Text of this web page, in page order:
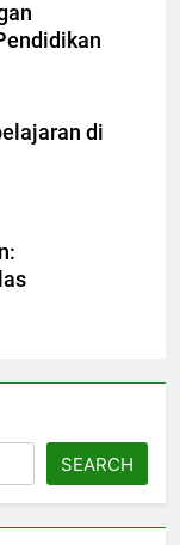
di
SEARCH